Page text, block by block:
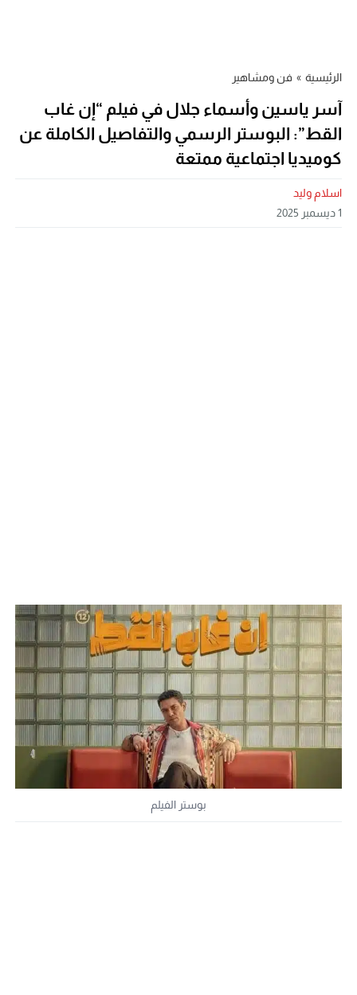
الرئيسية » فن ومشاهير
آسر ياسين وأسماء جلال في فيلم “إن غاب
القط”: البوستر الرسمي والتفاصيل الكاملة عن
كوميديا اجتماعية ممتعة
اسلام وليد
1 ديسمبر 2025
بوستر الفيلم